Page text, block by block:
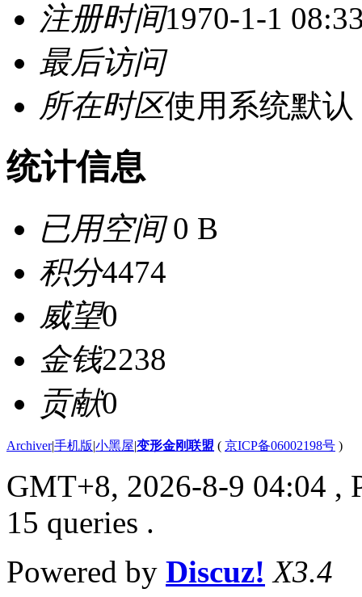
注册时间1970-1-1
最后访问
所在时区使用系统默认
统计信息
已用空间0 B
积分4474
威望0
金钱2238
贡献0
Archiver|手机版|小黑屋|变形金刚联盟 ( 京ICP备06002198号 )
GMT+8, 2026-8-9 04:04 ,
15 queries .
Powered by Discuz! X3.4